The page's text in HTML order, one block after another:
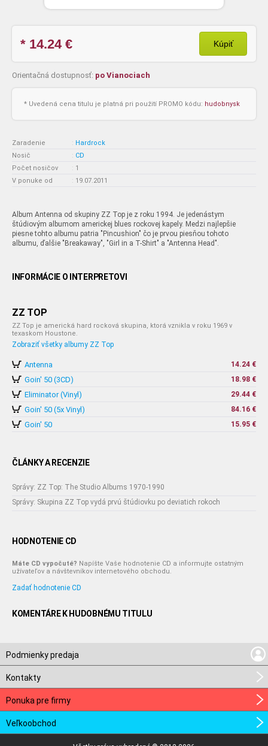
* 14.24€ Kúpiť
Orientačná dostupnosť: po Vianociach
* Uvedená cena titulu je platná pri použití PROMO kódu: hudobnysk
Zaradenie : Hardrock
Nosič
: CD
Počet nosičov
: 1
V ponuke od
: 19.07.2011
Album Antenna od skupiny ZZ Top je z roku 1994. Je jedenástym
štúdiovým albumom americkej blues rockovej kapely. Medzi najlepšie
piesne tohto albumu patria "Pincushion" čo je prvou piesňou tohoto
albumu, ďalšie "Breakaway", "Girl in a T-Shirt" a "Antenna Head".
INFORMÁCIE O INTERPRETOVI
ZZ TOP
ZZ Top je americká hard rocková skupina, ktorá vznikla v roku 1969 v
texaskom Houstone.
Zobraziť všetky albumy ZZ Top
Antenna 14.24 €
Goin' 50 (3CD) 18.98 €
Eliminator (Vinyl) 29.44 €
Goin' 50 (5x Vinyl) 84.16 €
Goin' 50 15.95 €
ČLÁNKY A RECENZIE
Správy: ZZ Top: The Studio Albums 1970-1990
Správy: Skupina ZZ Top vydá prvú štúdiovku po deviatich rokoch
HODNOTENIE CD
Máte CD vypočuté? Napíšte Vaše hodnotenie CD a informujte ostatným
užívateľov a návštevníkov internetového obchodu.
Zadať hodnotenie CD
KOMENTÁRE K HUDOBNÉMU TITULU
Podmienky predaja
Kontakty
Ponuka pre firmy
Veľkoobchod